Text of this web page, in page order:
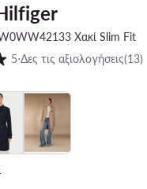
Χακί Slim Fit
σε κλίμακα 1 έως 5
5⋅Δες τις αξιολογήσεις(13)